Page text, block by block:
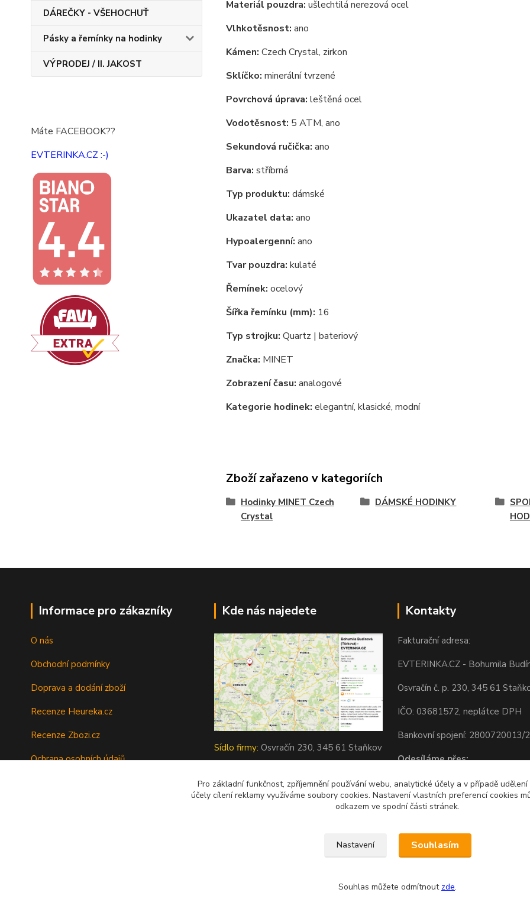
DÁREČKY - VŠEHOCHUŤ
Pásky a řemínky na hodinky
VÝPRODEJ / II. JAKOST
Máte FACEBOOK??
EVTERINKA.CZ :-)
Materiál pouzdra: ušlechtilá nerezová ocel
Vlhkotěsnost: ano
Kámen: Czech Crystal, zirkon
Sklíčko: minerální tvrzené
Povrchová úprava: leštěná ocel
Vodotěsnost: 5 ATM, ano
Sekundová ručička: ano
Barva: stříbrná
Typ produktu: dámské
Ukazatel data: ano
Hypoalergenní: ano
Tvar pouzdra: kulaté
Řemínek: ocelový
Šířka řemínku (mm): 16
Typ strojku: Quartz | bateriový
Značka: MINET
Zobrazení času: analogové
Kategorie hodinek: elegantní, klasické, modní
Zboží zařazeno v kategoriích
Hodinky MINET Czech
Crystal
DÁMSKÉ HODINKY
Informace pro zákazníky
O nás
Obchodní podmínky
Doprava a dodání zboží
Recenze Heureka.cz
Recenze Zbozi.cz
Ochrana osobních údajů
Kde nás najedete
Sídlo firmy: Osvračín 230, 345 61 Staňkov
pres krypto :) BTC forever :-) Děkuji
Kontakty
Fakturační adresa:
EVTERINKA.CZ - Bohumila
Osvračín č. p. 230, 345 61
IČO: 03681572, neplátce DPH
Bankovní spojení: 2800720013/
Odesíláme přes:
Pro základní funkčnost, zpříjemnění používání webu, analytické účely a v případě
účely cílení reklamy využíváme soubory cookies. Nastavení vlastních preferencí cookies
odkazem ve spodní části stránek.
Nastavení Souhlasím
Souhlas můžete odmítnout zde.